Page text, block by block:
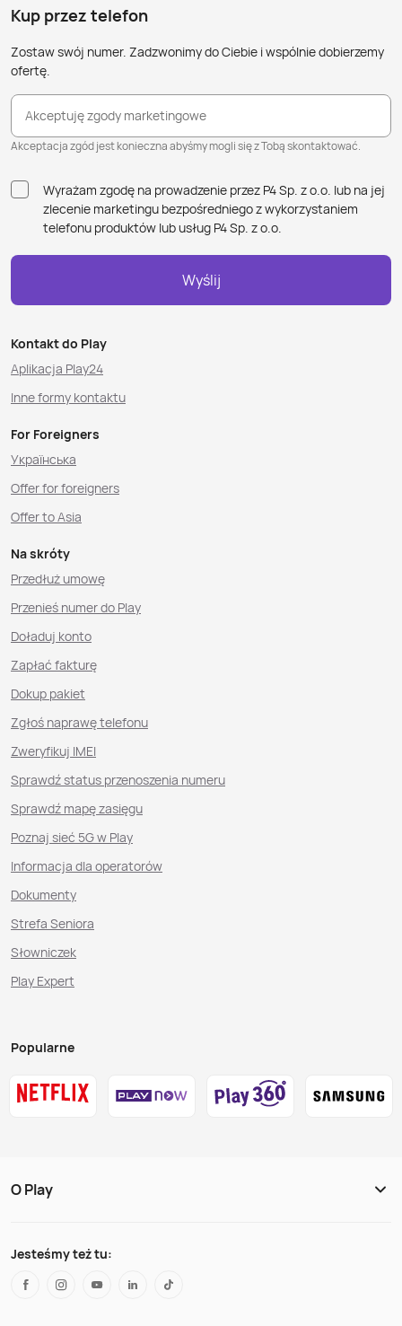
Kup przez telefon
Zostaw swój numer. Zadzwonimy do Ciebie i wspólnie dobierzemy
ofertę.
Akceptuję zgody marketingowe
Akceptacja zgód jest konieczna abyśmy mogli się z Tobą skontaktować.
Wyrażam zgodę na prowadzenie przez P4 Sp. z o.o. lub na jej
zlecenie marketingu bezpośredniego z wykorzystaniem
telefonu produktów lub usług P4 Sp. z o.o.
Wyślij
Kontakt do Play
Aplikacja Play24
Inne formy kontaktu
For Foreigners
Українська
Offer for foreigners
Offer to Asia
Na skróty
Przedłuż umowę
Przenieś numer do Play
Doładuj konto
Zapłać fakturę
Dokup pakiet
Zgłoś naprawę telefonu
Zweryfikuj IMEI
Sprawdź status przenoszenia numeru
Sprawdź mapę zasięgu
Poznaj sieć 5G w Play
Informacja dla operatorów
Dokumenty
Strefa Seniora
Słowniczek
Play Expert
Popularne
O Play
Jesteśmy też tu: